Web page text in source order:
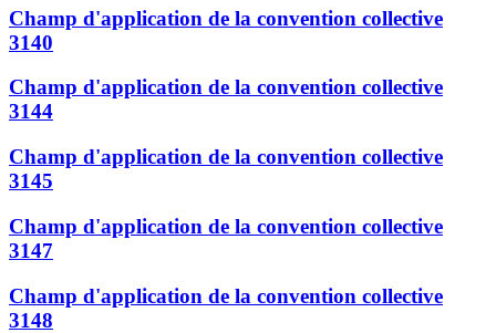
Champ d'application de la convention collective
3140
Champ d'application de la convention collective
3144
Champ d'application de la convention collective
3145
Champ d'application de la convention collective
3147
Champ d'application de la convention collective
3148